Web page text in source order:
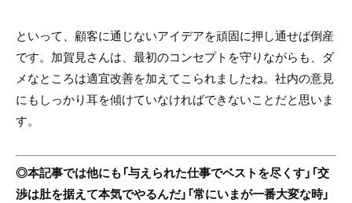
といって、顧客に通じないアイデアを頑固に押し通せば倒産
です。加賀見さんは、最初のコンセプトを守りながらも、ダ
メなところは適宜改善を加えてこられましたね。社内の意見
にもしっかり耳を傾けていなければできないことだと思いま
す。
◎本記事では他にも「与えられた仕事でベストを尽くす」「交
渉は肚を据えて本気でやるんだ」「常にいまが一番大変な時」